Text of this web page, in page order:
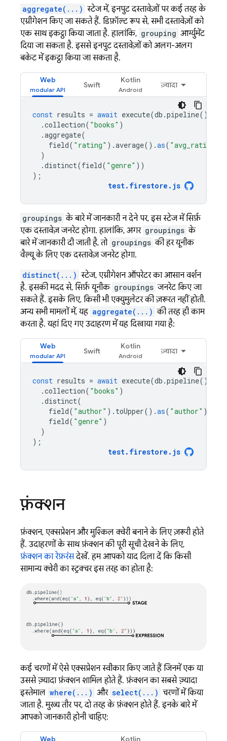
aggregate(...) स्टेज में, इनपुट दस्तावेज़ों पर कई तरह के
एग्रीगेशन किए जा सकते हैं. डिफ़ॉल्ट रूप से, सभी दस्तावेज़ों को
एक साथ इकट्ठा किया जाता है. हालांकि, grouping आर्ग्युमेंट
दिया जा सकता है. इससे इनपुट दस्तावेज़ों को अलग-अलग
बकेट में इकट्ठा किया जा सकता है.
Web
Swift
Kotlin
ज़्यादा
const results = await execute(db .pipeline()
.collection( "books" )
.aggregate(
field( "rating" ).average().as( "avg_rating"
)
.distinct(field( "genre" ))
);
test. firestore . js
groupings के बारे में जानकारी न देने पर, इस स्टेज में सिर्फ़
एक दस्तावेज़ जनरेट होगा. हालांकि, अगर groupings के
बारे में जानकारी दी जाती है, तो groupings की हर यूनीक
वैल्यू के लिए एक दस्तावेज़ जनरेट होगा.
distinct(...) स्टेज, एग्रीगेशन ऑपरेटर का आसान वर्शन
है. इसकी मदद से, सिर्फ़ यूनीक groupings जनरेट किए जा
सकते हैं. इसके लिए, किसी भी एक्युमुलेटर की ज़रूरत नहीं होती.
अन्य सभी मामलों में, यह aggregate(...) की तरह ही काम
करता है. यहां दिए गए उदाहरण में यह दिखाया गया है:
Web
Swift
Kotlin
ज़्यादा
const results = await execute(db .pipeline()
.collection( "books" )
.distinct(
field( "author" ). toUpper().as( "author" ),
field( "genre" )
)
);
test. firestore . js
फ़ंक्शन
फ़ंक्शन, एक्सप्रेशन और मुश्किल क्वेरी बनाने के लिए ज़रूरी होते
हैं. उदाहरणों के साथ फ़ंक्शन की पूरी सूची देखने के लिए,
फ़ंक्शन का रेफ़रंसदेखें. हम आपको याद दिला दें कि किसी
सामान्य क्वेरी का स्ट्रक्चर इस तरह का होता है:
कई चरणों में ऐसे एक्सप्रेशन स्वीकार किए जाते हैं जिनमें एक या
उससे ज़्यादा फ़ंक्शन शामिल होते हैं. फ़ंक्शन का सबसे ज़्यादा
इस्तेमाल where(...) और select(...) चरणों में किया
जाता है. मुख्य तौर पर, दो तरह के फ़ंक्शन होते हैं. इनके बारे में
आपको जानकारी होनी चाहिए:
Web Kotlin